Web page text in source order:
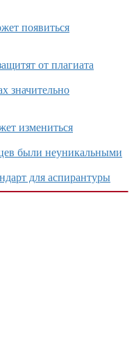
появиться
от плагиата
значительно
измениться
были неуникальными
для аспирантуры